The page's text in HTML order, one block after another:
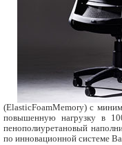
(ElasticFoamMemory) с
повышенную нагрузку в
пенополиуретановый
по инновационной системе